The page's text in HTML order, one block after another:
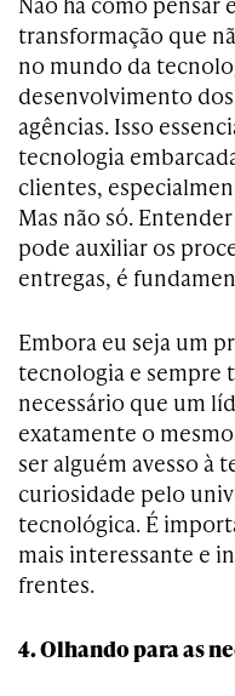
transformação que
no mundo da
desenvolvimento
agências. Isso
tecnologia
clientes,
Mas não só.
pode auxiliar os
entregas, é
Embora eu seja um
tecnologia e sempre
necessário que um
exatamente o
ser alguém avesso à
curiosidade pelo
tecnológica. É
mais interessante e
frentes.
4. Olhando para as